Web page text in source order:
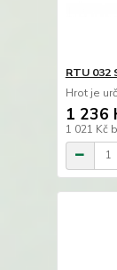
RTU 032
Hrot je
1 236
1 021 Kč